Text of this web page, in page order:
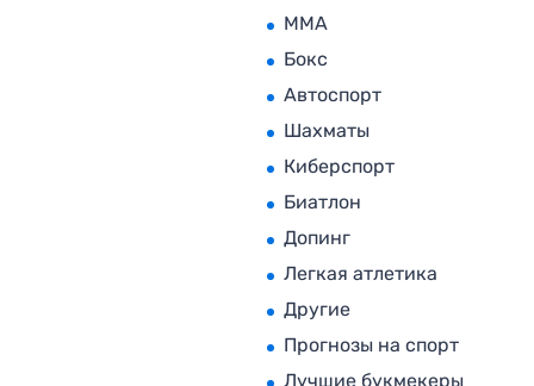
MMA
Бокс
Автоспорт
Шахматы
Киберспорт
Биатлон
Допинг
Легкая атлетика
Другие
Прогнозы на спорт
Лучшие букмекеры